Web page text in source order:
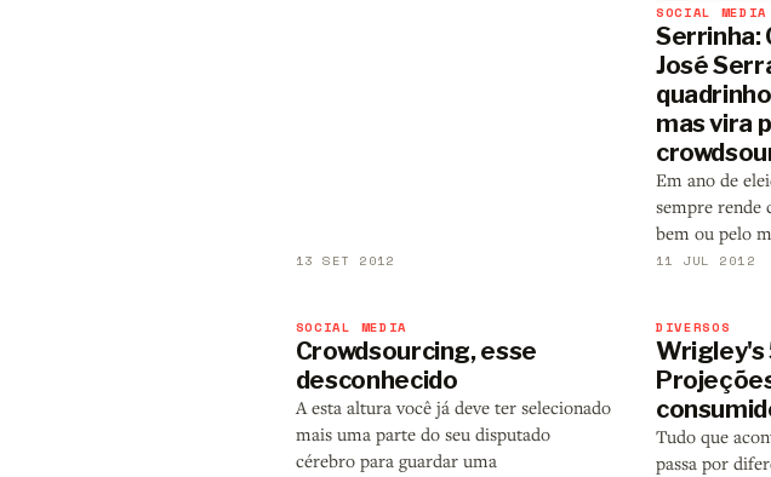
13 SET 2012
SOCIAL MEDIA
Serrinha:
José
mas vira
Em ano de
sempre rende
bem ou pelo
11 JUL 2012
SOCIAL MEDIA
Crowdsourcing, esse
desconhecido
A esta altura você já deve ter selecionado
mais uma parte do seu disputado
cérebro para guardar uma
DIVERSOS
Wrigley's
Tudo que
passa por